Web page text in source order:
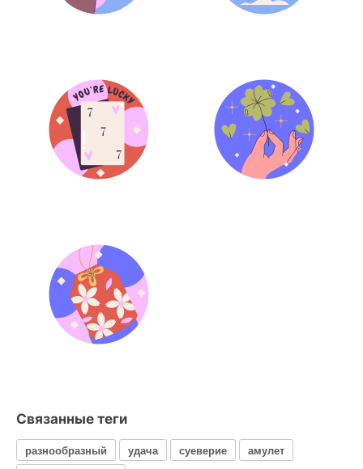
Связанные теги
разнообразный удача суеверие
амулет